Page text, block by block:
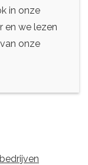
in onze
en we lezen
onze